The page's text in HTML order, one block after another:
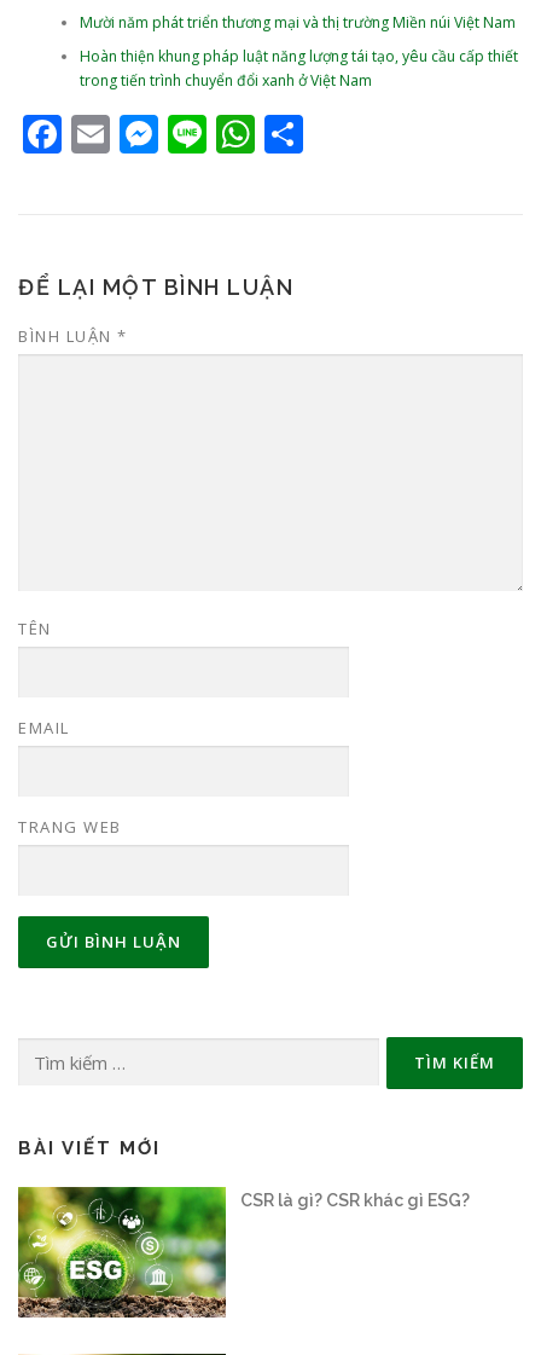
Mười năm phát triển thương mại và thị trường Miền núi Việt Nam
Hoàn thiện khung pháp luật năng lượng tái tạo, yêu cầu cấp thiết
trong tiến trình chuyển đổi xanh ở Việt Nam
Facebook
EmailMessenger
LineWhatsApp
ĐỂ LẠI MỘT BÌNH LUẬN
BÌNH LUẬN *
TÊN
EMAIL
TRANG WEB
kiếm
BÀI VIẾT MỚI
Sàn giao dịch carbon vận hành thế